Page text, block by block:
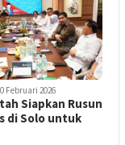
Februari 2026
Siapkan Rusun
di Solo untuk